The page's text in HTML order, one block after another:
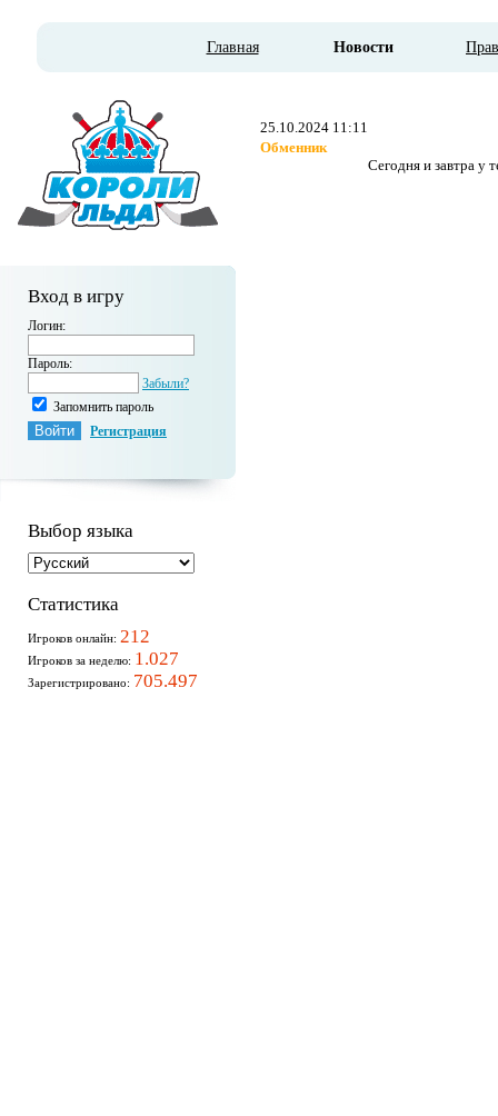
Главная Новости
Вход в игру
Логин:
Пароль:
Забыли?
Запомнить пароль
Регистрация
Выбор языка
Статистика
Игроков онлайн: 212
Игроков за неделю: 1.027
Зарегистрировано: 705.497
25.10.2024 11:11
Обменник
Сегодня и завтра у